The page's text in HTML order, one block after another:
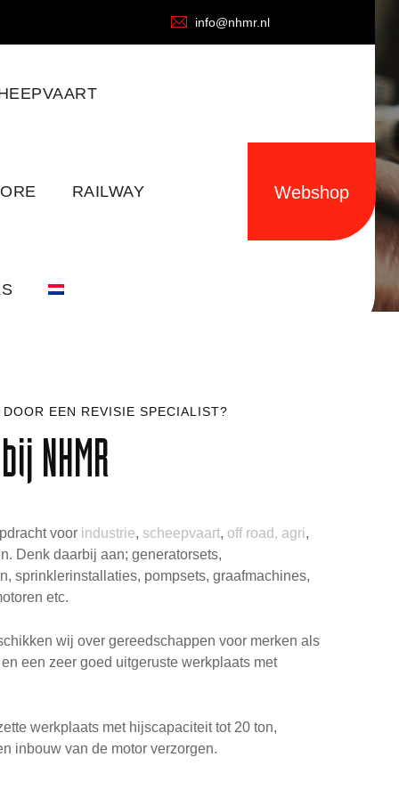
info@nhmr.nl
RAILWAY Webshop
EEN REVISIE SPECIALIST?
NHMR
voor industrie, scheepvaart, off road, agri,
Denk daarbij aan; generatorsets,
sprinklerinstallaties, pompsets, graafmachines,
etc.
wij over gereedschappen voor merken als
een zeer goed uitgeruste werkplaats met
werkplaats met hijscapaciteit tot 20 ton,
inbouw van de motor verzorgen.